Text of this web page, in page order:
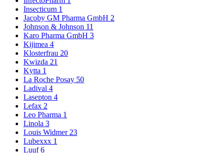
Insecticum 1
Jacoby GM Pharma GmbH 2
Johnson & Johnson 11
Karo Pharma GmbH 3
Kijimea 4
Klosterfrau 20
Kwizda 21
Kytta 1
La Roche Posay 50
Ladival 4
Lasepton 4
Lefax 2
Leo Pharma 1
Linola 3
Louis Widmer 23
Lubexxx 1
Luuf6